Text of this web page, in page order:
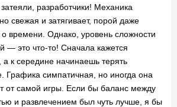
разработчики! Механика
свежая и затягивает, порой даже
времени. Однако, уровень сложности
— это что-то! Сначала кажется
а к середине начинаешь терять
Графика симпатичная, но иногда она
от самой игры. Если бы баланс между
и развлечением был чуть лучше, я бы